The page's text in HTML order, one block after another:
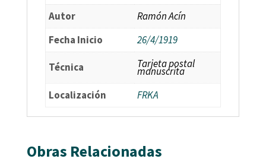
Autor
Ramón Acín
Fecha Inicio
26/4/1919
Técnica Tarjeta postal
manuscrita
Localización
FRKA
Obras Relacionadas